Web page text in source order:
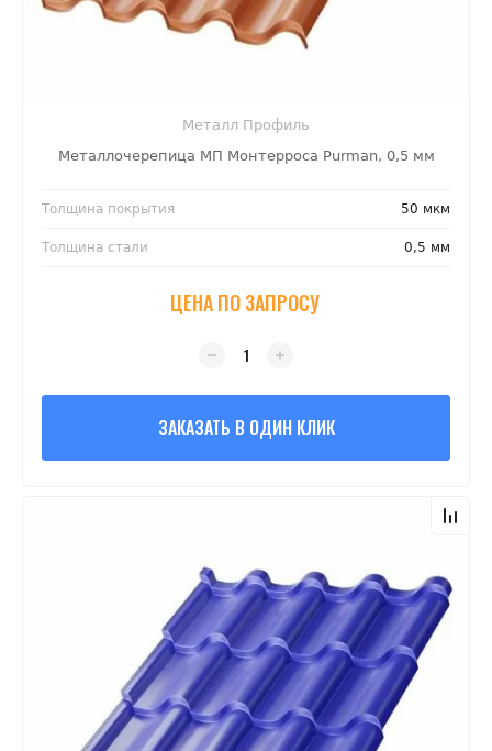
Металл Профиль
Металлочерепица МП Монтерроса Purman, 0,5 мм
Толщина покрытия 50 мкм
Толщина стали 0,5 мм
ЦЕНА ПО ЗАПРОСУ
ЗАКАЗАТЬ В ОДИН КЛИК